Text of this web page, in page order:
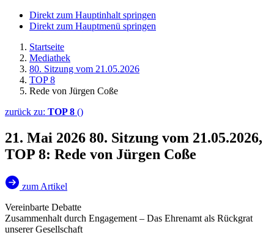
Direkt zum Hauptinhalt springen
Direkt zum Hauptmenü springen
Startseite
Mediathek
80. Sitzung vom 21.05.2026
TOP 8
Rede von Jürgen Coße
zurück zu: TOP 8 ()
21. Mai 2026 80. Sitzung vom 21.05.2026,
TOP 8: Rede von Jürgen Coße
zum Artikel
Vereinbarte Debatte
Zusammenhalt durch Engagement – Das Ehrenamt als Rückgrat
unserer Gesellschaft